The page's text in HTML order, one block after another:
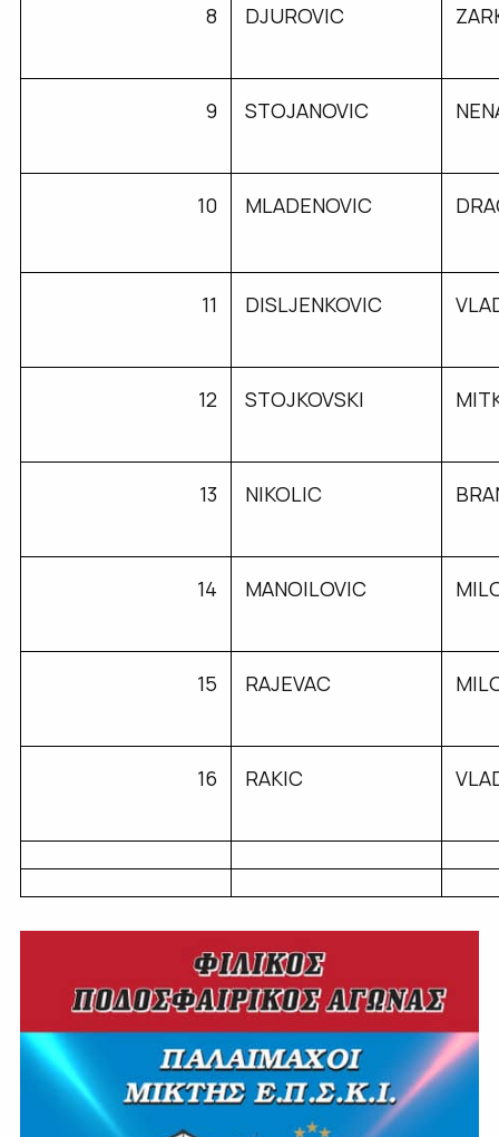
8 DJUROVIC
9 STOJANOVIC
10 MLADENOVIC
11 DISLJENKOVIC
12 STOJKOVSKI
13 NIKOLIC
14 MANOILOVIC
15 RAJEVAC
16 RAKIC